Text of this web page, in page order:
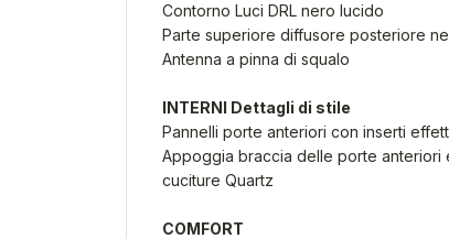
Contorno Luci DRL nero lucido
Parte superiore diffusore posteriore
Antenna a pinna di squalo
INTERNI Dettagli di stile
Pannelli porte anteriori con inserti
Appoggia braccia delle porte anteriori
cuciture Quartz
COMFORT